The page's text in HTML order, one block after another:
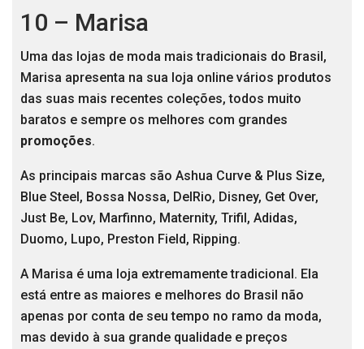
10 – Marisa
Uma das lojas de moda mais tradicionais do Brasil,
Marisa apresenta na sua loja online vários produtos
das suas mais recentes coleções, todos muito
baratos e sempre os melhores com grandes
promoções.
As principais marcas são Ashua Curve & Plus Size,
Blue Steel, Bossa Nossa, DelRio, Disney, Get Over,
Just Be, Lov, Marfinno, Maternity, Trifil, Adidas,
Duomo, Lupo, Preston Field, Ripping.
A Marisa é uma loja extremamente tradicional. Ela
está entre as maiores e melhores do Brasil não
apenas por conta de seu tempo no ramo da moda,
mas devido à sua grande qualidade e preços